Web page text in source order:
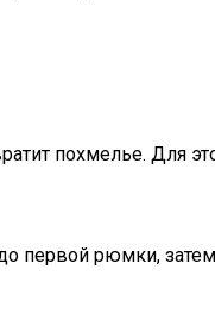
похмелье. Для
первой рюмки,